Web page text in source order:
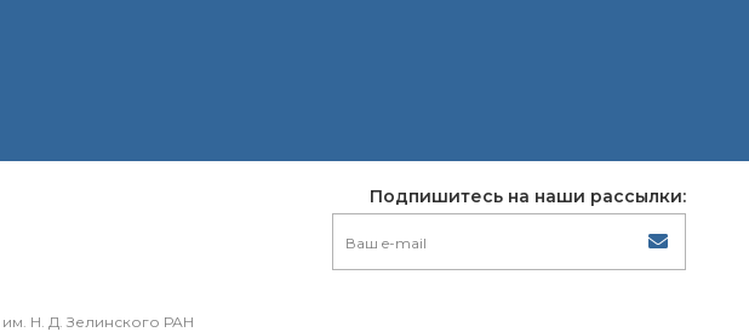
Подпишитесь на наши рассылки:
Н. Д. Зелинского РАН